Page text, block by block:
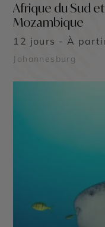
Afrique du Sud
Mozambique
12 jours - À
Johannesburg